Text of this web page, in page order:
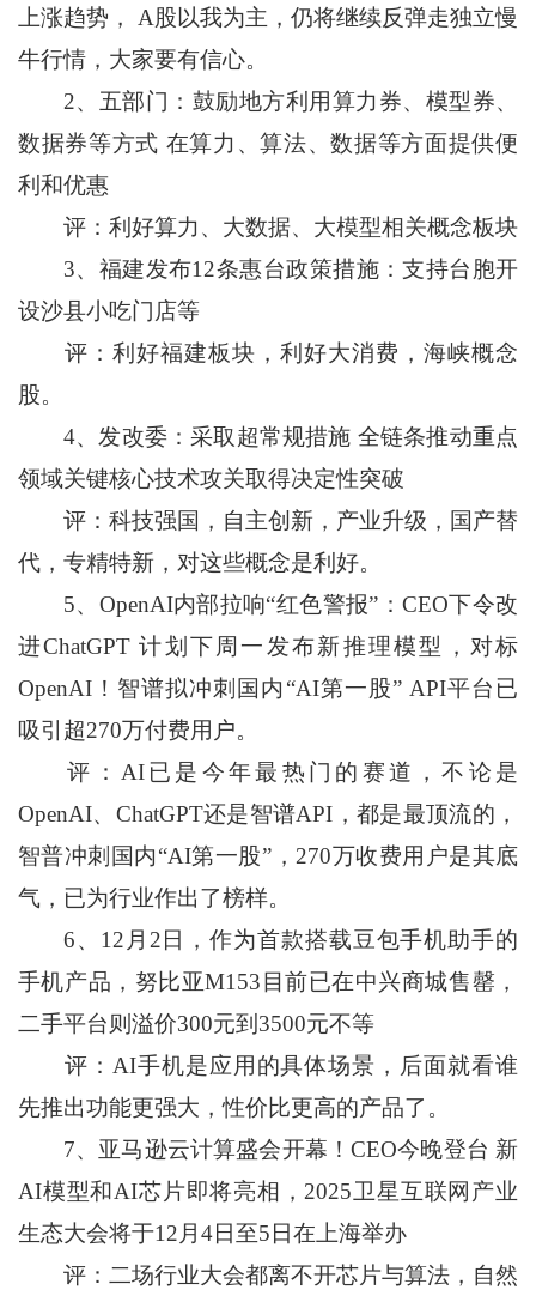
上涨趋势， A股以我为主，仍将继续反弹走独立慢
牛行情，大家要有信心。
2、五部门：鼓励地方利用算力券、模型券、
数据券等方式 在算力、算法、数据等方面提供便
利和优惠
评：利好算力、大数据、大模型相关概念板块
3、福建发布12条惠台政策措施：支持台胞开
设沙县小吃门店等
评：利好福建板块，利好大消费，海峡概念
股。
4、发改委：采取超常规措施 全链条推动重点
领域关键核心技术攻关取得决定性突破
评：科技强国，自主创新，产业升级，国产替
代，专精特新，对这些概念是利好。
5、OpenAI内部拉响“红色警报”：CEO下令改
进ChatGPT 计划下周一发布新推理模型，对标
OpenAI！智谱拟冲刺国内“AI第一股” API平台已
吸引超270万付费用户。
评：AI已是今年最热门的赛道，不论是
OpenAI、ChatGPT还是智谱API，都是最顶流的，
智普冲刺国内“AI第一股”，270万收费用户是其底
气，已为行业作出了榜样。
6、12月2日，作为首款搭载豆包手机助手的
手机产品，努比亚M153目前已在中兴商城售罄，
二手平台则溢价300元到3500元不等
评：AI手机是应用的具体场景，后面就看谁
先推出功能更强大，性价比更高的产品了。
7、亚马逊云计算盛会开幕！CEO今晚登台 新
AI模型和AI芯片即将亮相，2025卫星互联网产业
生态大会将于12月4日至5日在上海举办
评：二场行业大会都离不开芯片与算法，自然